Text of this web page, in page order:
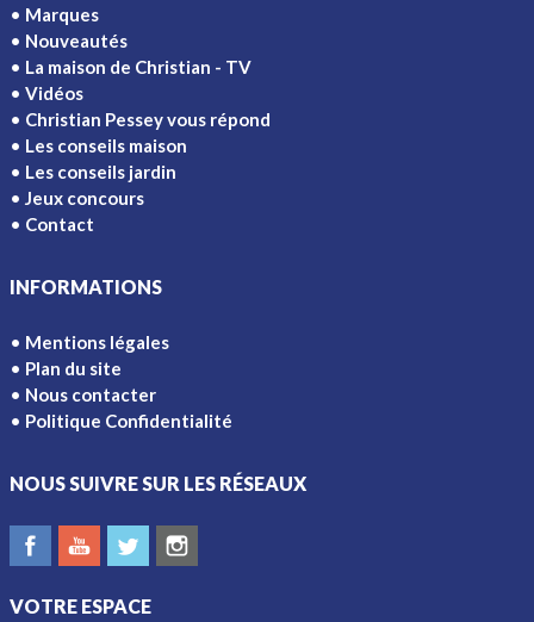
Marques
Nouveautés
La maison de Christian - TV
Vidéos
Christian Pessey vous répond
Les conseils maison
Les conseils jardin
Jeux concours
Contact
INFORMATIONS
Mentions légales
Plan du site
Nous contacter
Politique Confidentialité
NOUS SUIVRE SUR LES RÉSEAUX
VOTRE ESPACE